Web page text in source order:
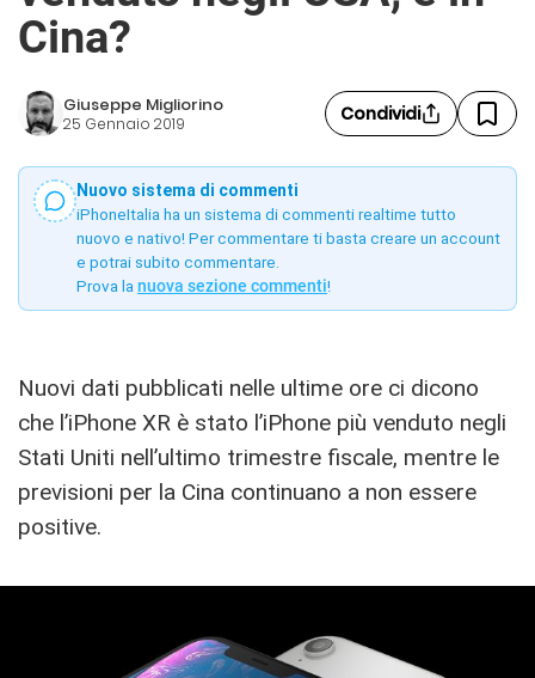
Cina?
Giuseppe Migliorino
25 Gennaio 2019 Condividi
Nuovo sistema di commenti
iPhoneItalia ha un sistema di commenti realtime tutto
nuovo e nativo! Per commentare ti basta creare un account
e potrai subito commentare.
Prova la nuova sezione commenti!
Nuovi dati pubblicati nelle ultime ore ci dicono
che l’iPhone XR è stato l’iPhone più venduto negli
Stati Uniti nell’ultimo trimestre fiscale, mentre le
previsioni per la Cina continuano a non essere
positive.